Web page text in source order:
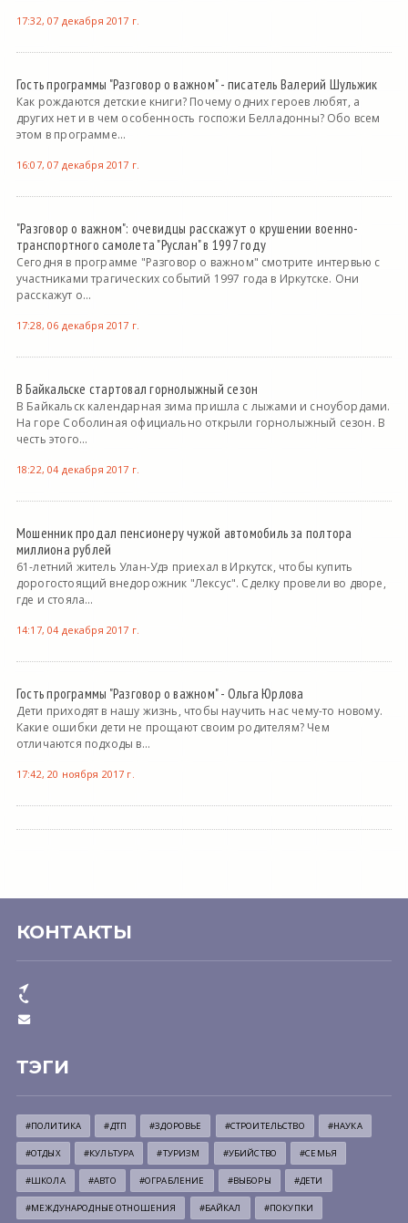
17:32, 07 декабря 2017 г.
Гость программы "Разговор о важном" - писатель Валерий Шульжик
Как рождаются детские книги? Почему одних героев любят, а
других нет и в чем особенность госпожи Белладонны? Обо всем
этом в программе...
16:07, 07 декабря 2017 г.
"Разговор о важном": очевидцы расскажут о крушении военно-
транспортного самолета "Руслан" в 1997 году
Сегодня в программе "Разговор о важном" смотрите интервью с
участниками трагических событий 1997 года в Иркутске. Они
расскажут о...
17:28, 06 декабря 2017 г.
В Байкальске стартовал горнолыжный сезон
В Байкальск календарная зима пришла с лыжами и сноубордами.
На горе Соболиная официально открыли горнолыжный сезон. В
честь этого...
18:22, 04 декабря 2017 г.
Мошенник продал пенсионеру чужой автомобиль за полтора
миллиона рублей
61-летний житель Улан-Удэ приехал в Иркутск, чтобы купить
дорогостоящий внедорожник "Лексус". Сделку провели во дворе,
где и стояла...
14:17, 04 декабря 2017 г.
Гость программы "Разговор о важном" - Ольга Юрлова
Дети приходят в нашу жизнь, чтобы научить нас чему-то новому.
Какие ошибки дети не прощают своим родителям? Чем
отличаются подходы в...
17:42, 20 ноября 2017 г.
КОНТАКТЫ
ТЭГИ
#ПОЛИТИКА #ДТП #ЗДОРОВЬЕ #СТРОИТЕЛЬСТВО #НАУКА
#ОТДЫХ #КУЛЬТУРА #ТУРИЗМ #УБИЙСТВО #СЕМЬЯ
#ШКОЛА #АВТО #ОГРАБЛЕНИЕ #ВЫБОРЫ #ДЕТИ
#МЕЖДУНАРОДНЫЕ ОТНОШЕНИЯ #БАЙКАЛ #ПОКУПКИ